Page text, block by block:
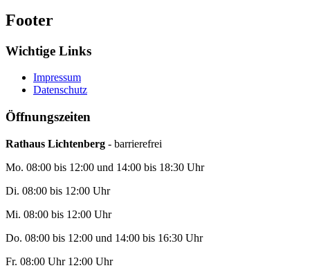
Footer
Wichtige Links
Impressum
Datenschutz
Öffnungszeiten
Rathaus Lichtenberg - barrierefrei
Mo. 08:00 bis 12:00 und 14:00 bis 18:30 Uhr
Di. 08:00 bis 12:00 Uhr
Mi. 08:00 bis 12:00 Uhr
Do. 08:00 bis 12:00 und 14:00 bis 16:30 Uhr
Fr. 08:00 Uhr 12:00 Uhr